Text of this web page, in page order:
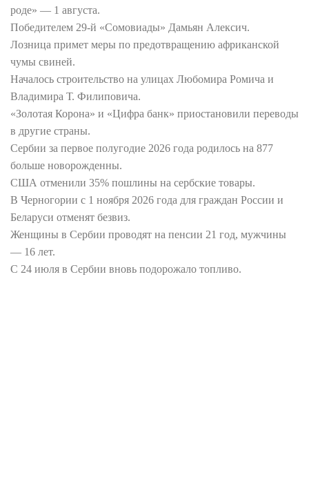
роде» — 1 августа.
Победителем 29-й «Сомовиады» Дамьян Алексич.
Лозница примет меры по предотвращению африканской
чумы свиней.
Началось строительство на улицах Любомира Ромича и
Владимира Т. Филиповича.
«Золотая Корона» и «Цифра банк» приостановили переводы
в другие страны.
Сербии за первое полугодие 2026 года родилось на 877
больше новорожденны.
США отменили 35% пошлины на сербские товары.
В Черногории с 1 ноября 2026 года для граждан России и
Беларуси отменят безвиз.
Женщины в Сербии проводят на пенсии 21 год, мужчины
— 16 лет.
С 24 июля в Сербии вновь подорожало топливо.